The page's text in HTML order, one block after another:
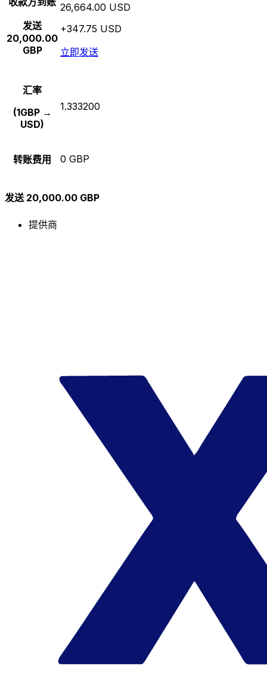
发送
20,000.00
GBP
26,664.00 USD
+347.75 USD
立即发送
汇率
(1GBP →
USD)
1.333200
转账费用 0 GBP
发送 20,000.00 GBP
提供商